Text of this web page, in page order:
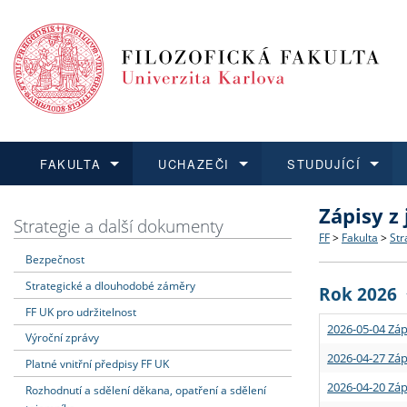
FAKULTA
Dozvědět se více
Struktura
Strategie
Podpora
UCHAZEČI
Podat přihlášku
Co
Učitelské
STUDUJÍCÍ
Dozvědět se více
Rigorózní
Dozvědět se více
O vědě a
Granty a
Dozvědět se více
Aktuální
Strategie a další dokumenty
Bezpečnost
Strategické a dlouhodobé záměry
FF UK pro udržitelnost
Výroční zprávy
Platné vnitřní předpisy FF UK
Rozhodnutí a sdělení děkana, opatření a sdělení
Zápisy
FF > Fakulta >
Rok 2026
2026-05-04
2026-04-27
2026-04-20